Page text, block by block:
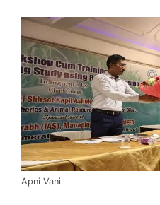
Apni Vani